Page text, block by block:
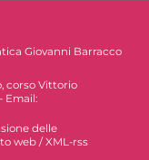
Giovanni Barracco
corso Vittorio
Email:
delle
web / XML-rss